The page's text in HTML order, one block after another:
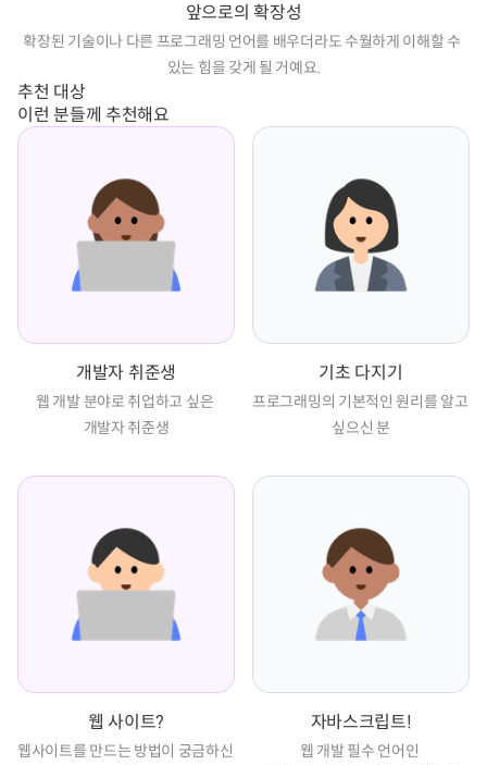
앞으로의 확장성
확장된 기술이나 다른 프로그래밍 언어를 배우더라도 수월하게 이해할 수
있는 힘을 갖게 될 거예요.
추천 대상
이런 분들께 추천해요
개발자 취준생
웹 개발 분야로 취업하고 싶은
개발자 취준생
기초 다지기
프로그래밍의 기본적인 원리를 알고
싶으신 분
웹 사이트?
웹사이트를 만드는 방법이 궁금하신
자바스크립트!
웹 개발 필수 언어인